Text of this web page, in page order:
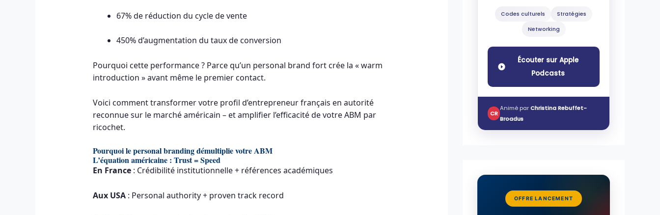
67% de réduction du cycle de vente
450% d’augmentation du taux de conversion
Pourquoi cette performance ? Parce qu’un personal brand fort crée la « warm
introduction » avant même le premier contact.
Voici comment transformer votre profil d’entrepreneur français en autorité
reconnue sur le marché américain – et amplifier l’efficacité de votre ABM par
ricochet.
Pourquoi le personal branding démultiplie votre ABM
L’équation américaine : Trust = Speed
En France : Crédibilité institutionnelle + références académiques
Aux USA : Personal authority + proven track record
Codes culturels Stratégies
Networking
Écouter sur Apple
Podcasts
CR
Animé parChristina Rebuffet-
Broadus
OFFRE LANCEMENT